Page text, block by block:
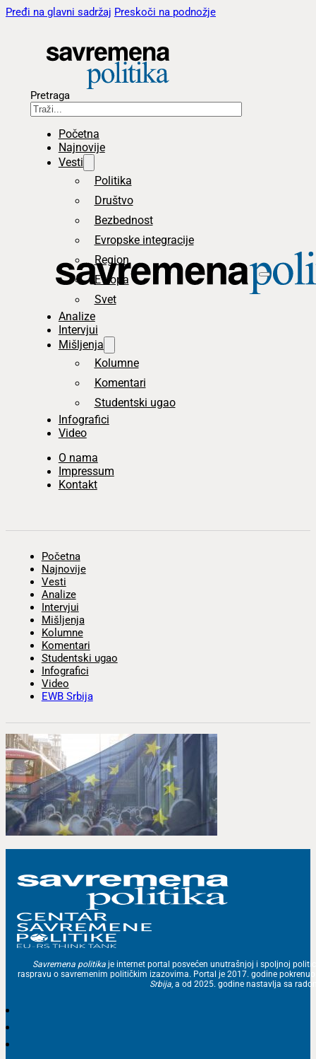
Pređi na glavni sadržaj Preskoči na podnožje
Pretraga
Početna
Najnovije
Vesti
Politika
Društvo
Bezbednost
Evropske integracije
Region
Evropa
Svet
Analize
Intervjui
Mišljenja
Kolumne
Komentari
Studentski ugao
Infografici
Video
O nama
Impressum
Kontakt
Početna
Najnovije
Vesti
Analize
Intervjui
Mišljenja
Kolumne
Komentari
Studentski ugao
Infografici
Video
EWB Srbija
Savremena politika je internet portal posvećen unutrašnjoj i spoljnoj
raspravu o savremenim političkim izazovima. Portal je 2017. godine
Srbija, a od 2025. godine nastavlja sa